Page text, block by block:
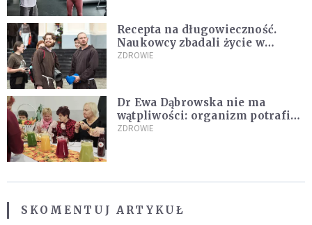
Recepta na długowieczność.
Naukowcy zbadali życie w
klasztorach
ZDROWIE
Dr Ewa Dąbrowska nie ma
wątpliwości: organizm potrafi
leczyć się sam
ZDROWIE
SKOMENTUJ ARTYKUŁ